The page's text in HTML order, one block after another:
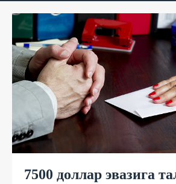
7500 доллар эвазига